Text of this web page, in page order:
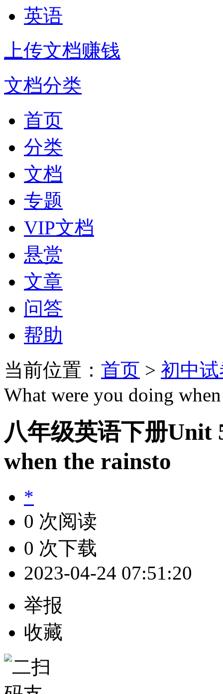
英语
上传文档赚钱
文档分类
首页
分类
文档
专题
VIP文档
悬赏
文章
问答
帮助
当前位置： 首页 > 初中
What were you doing
八年级英语下册Unit
when the rainsto
*
0 次阅读
0 次下载
2023-04-24 07:51:20
举报
收藏